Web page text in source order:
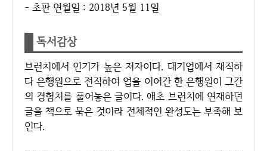
- 초판 연월일 : 2018년 5월 11일
독서감상
브런치에서 인기가 높은 저자이다. 대기업에서 재직하
다 은행원으로 전직하여 업을 이어간 한 은행원이 그간
의 경험치를 풀어놓은 글이다. 애초 브런치에 연재하던
글을 책으로 묶은 것이라 전체적인 완성도는 부족해 보
인다.